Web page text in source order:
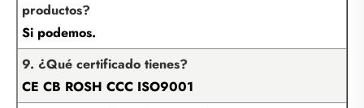
productos?
Si podemos.
9. ¿Qué certificado tienes?
CE CB ROSH CCC ISO9001